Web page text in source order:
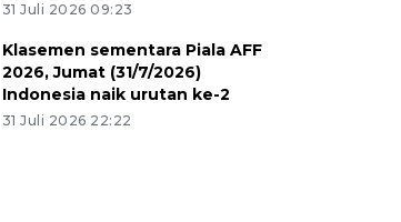
31 Juli 2026 09:23
Klasemen sementara Piala AFF
2026, Jumat (31/7/2026)
Indonesia naik urutan ke-2
31 Juli 2026 22:22